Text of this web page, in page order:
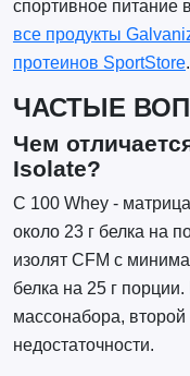
спортивное питание
все продукты
протеинов SportStore.
ЧАСТЫЕ
Чем
Isolate?
C 100 Whey -
около 23 г белка на
изолят CFM с
белка на 25 г
массонабора,
недостаточности.